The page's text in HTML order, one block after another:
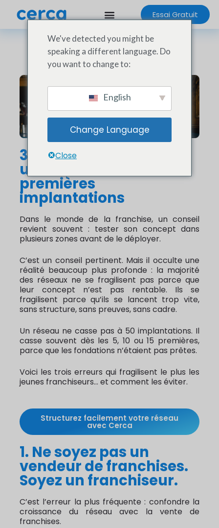
Essai Gratuit
3 erreurs qui fragilisent
un réseau dès ses
premières
implantations
Dans le monde de la franchise, un conseil
revient souvent : tester son concept dans
plusieurs zones avant de le déployer.
C’est un conseil pertinent. Mais il occulte une
réalité beaucoup plus profonde : la majorité
des réseaux ne se fragilisent pas parce que
leur concept n’est pas rentable. Ils se
fragilisent parce qu’ils se lancent trop vite,
sans structure, sans preuves, sans cadre.
Un réseau ne casse pas à 50 implantations. Il
casse souvent dès les 5, 10 ou 15 premières,
parce que les fondations n’étaient pas prêtes.
Voici les trois erreurs qui fragilisent le plus les
jeunes franchiseurs… et comment les éviter.
Structurez facilement votre réseau
avec Cerca
1. Ne soyez pas un
vendeur de franchises.
Soyez un franchiseur.
C’est l’erreur la plus fréquente : confondre la
croissance du réseau avec la vente de
franchises.
We've detected you might be
speaking a different language. Do
you want to change to:
English
Change Language
Close